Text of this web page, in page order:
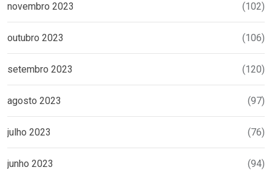
novembro 2023 (102)
outubro 2023 (106)
setembro 2023 (120)
agosto 2023 (97)
julho 2023 (76)
junho 2023 (94)